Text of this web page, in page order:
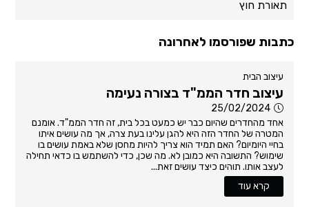
תאורת חוץ
כתבות שפורסמו לאחרונה
עיצוב הבית
עיצוב חדר הממ"ד בצורה נעימה
25/02/2024
אחד מהחדרים שהיום כבר יש כמעט בכל בית, זה חדר הממ"ד. אומנם
המטרה של החדר הזה היא להגן עלינו בעת צרה, אך מה עושים איתו
בחיי היומיום? האם תמיד הוא צריך להיות מחסן שלא באמת עושים בו
שימוש? התשובה היא כמובן לא. מה שכן, כדי להשתמש בו כדאי תחילה
לעצב אותו. תוהים כיצד עושים זאת...
קרא עוד